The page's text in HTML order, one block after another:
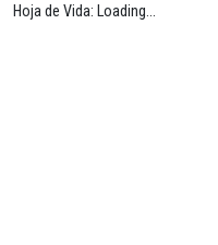
Hoja de Vida: Loading...